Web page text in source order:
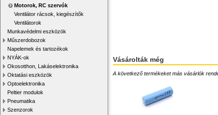
Motorok, RC szervók
Ventilátor rácsok, kiegészítők
Ventilátorok
Munkavédelmi eszközök
Műszerdobozok
Napelemek és tartozékok
NYÁK-ok
Okosotthon, Lakáselektronika
Oktatási eszközök
Optoelektronika
Peltier modulok
Pneumatika
Szenzorok
Vásárolták még
A következő termékeket más vásárlók